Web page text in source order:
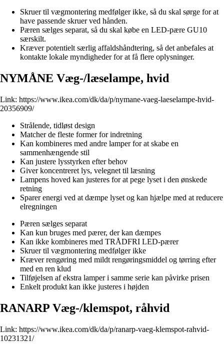
Skruer til vægmontering medfølger ikke, så du skal sørge for at
have passende skruer ved hånden.
Pæren sælges separat, så du skal købe en LED-pære GU10
særskilt.
Kræver potentielt særlig affaldshåndtering, så det anbefales at
kontakte lokale myndigheder for at få flere oplysninger.
NYMÅNE Væg-/læselampe, hvid
Link: https://www.ikea.com/dk/da/p/nymane-vaeg-laeselampe-hvid-
20356909/
Strålende, tidløst design
Matcher de fleste former for indretning
Kan kombineres med andre lamper for at skabe en
sammenhængende stil
Kan justere lysstyrken efter behov
Giver koncentreret lys, velegnet til læsning
Lampens hoved kan justeres for at pege lyset i den ønskede
retning
Sparer energi ved at dæmpe lyset og kan hjælpe med at reducere
elregningen
Pæren sælges separat
Kan kun bruges med pærer, der kan dæmpes
Kan ikke kombineres med TRÅDFRI LED-pærer
Skruer til vægmontering medfølger ikke
Kræver rengøring med mildt rengøringsmiddel og tørring efter
med en ren klud
Tilføjelsen af ekstra lamper i samme serie kan påvirke prisen
Enkelt produkt kan ikke justeres i højden
RANARP Væg-/klemspot, råhvid
Link: https://www.ikea.com/dk/da/p/ranarp-vaeg-klemspot-rahvid-
10231321/